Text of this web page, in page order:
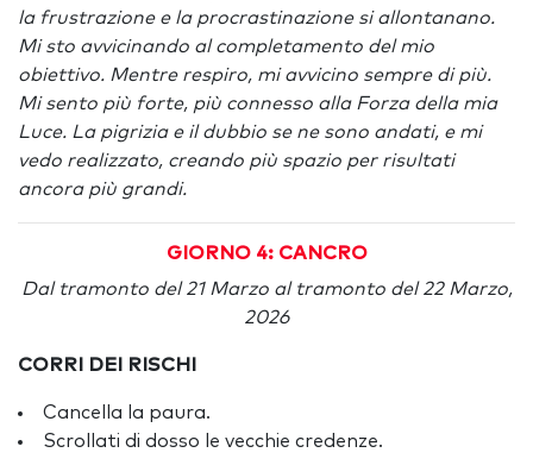
la frustrazione e la procrastinazione si allontanano.
Mi sto avvicinando al completamento del mio
obiettivo. Mentre respiro, mi avvicino sempre di più.
Mi sento più forte, più connesso alla Forza della mia
Luce. La pigrizia e il dubbio se ne sono andati, e mi
vedo realizzato, creando più spazio per risultati
ancora più grandi.
GIORNO 4: CANCRO
Dal tramonto del 21 Marzo al tramonto del 22 Marzo,
2026
CORRI DEI RISCHI
Cancella la paura.
Scrollati di dosso le vecchie credenze.